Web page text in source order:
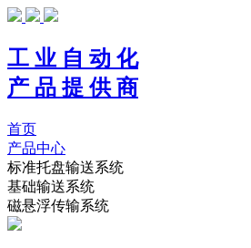
工 业 自 动 化
产 品 提 供 商
首页
产品中心
标准托盘输送系统
基础输送系统
磁悬浮传输系统